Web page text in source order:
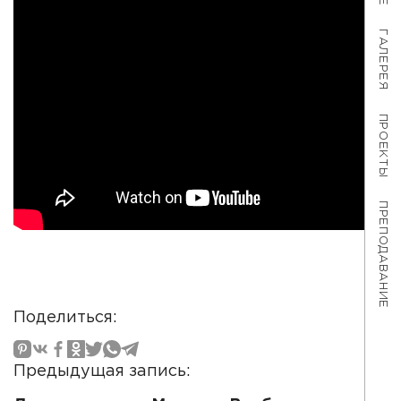
ГАЛЕРЕЯ
ПРОЕКТЫ
ПРЕПОДАВАНИЕ
Поделиться:
Предыдущая запись: